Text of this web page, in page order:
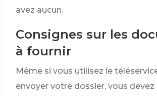
avez aucun.
Consignes sur les
à fournir
Même si vous utilisez le
envoyer votre dossier, vous devez